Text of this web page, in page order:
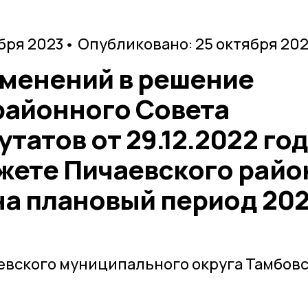
2023 • Опубликовано: 25 октября
в решение
Совета
от 29.12.2022
Пичаевского
плановый период
муниципального округа